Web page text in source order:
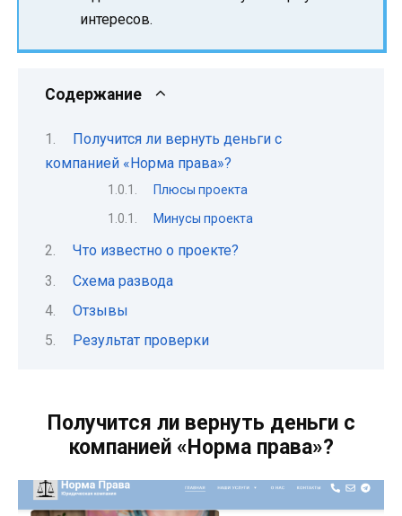
интересов.
Содержание
Получится ли вернуть деньги с
компанией «Норма права»?
Плюсы проекта
Минусы проекта
Что известно о проекте?
Схема развода
Отзывы
Результат проверки
Получится ли вернуть деньги с
компанией «Норма права»?